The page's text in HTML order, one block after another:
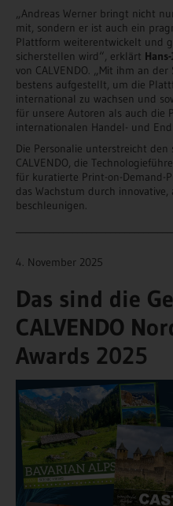
„Andreas Werner bringt nicht
mit, sondern er ist auch ein
Plattform weiterentwickelt und
sicherstellen wird“, erklärt
von CALVENDO. „Mit ihm an der
bestens aufgestellt, um die
international zu wachsen und
für unsere Autoren als auch die
internationalen Handel- und
Die Personalie unterstreicht den
CALVENDO, die
für kuratierte Print-on-Demand-
das Wachstum durch innovative,
beschleunigen.
4. November 2025
Das sind die
CALVENDO
Awards 2025